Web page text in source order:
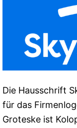
Die Hausschrift
für das
Groteske ist